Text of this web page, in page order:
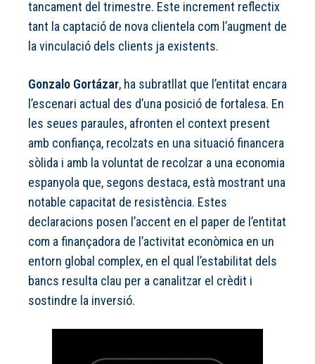
tancament del trimestre. Este increment reflectix
tant la captació de nova clientela com l’augment de
la vinculació dels clients ja existents.
Gonzalo Gortázar, ha subratllat que l’entitat encara
l’escenari actual des d’una posició de fortalesa. En
les seues paraules, afronten el context present
amb confiança, recolzats en una situació financera
sòlida i amb la voluntat de recolzar a una economia
espanyola que, segons destaca, està mostrant una
notable capacitat de resistència. Estes
declaracions posen l’accent en el paper de l’entitat
com a finançadora de l’activitat econòmica en un
entorn global complex, en el qual l’estabilitat dels
bancs resulta clau per a canalitzar el crèdit i
sostindre la inversió.